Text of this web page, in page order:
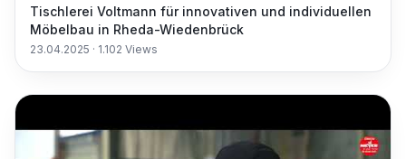
Tischlerei Voltmann für innovativen und individuellen
Möbelbau in Rheda-Wiedenbrück
23.04.2025 · 1.102 Views